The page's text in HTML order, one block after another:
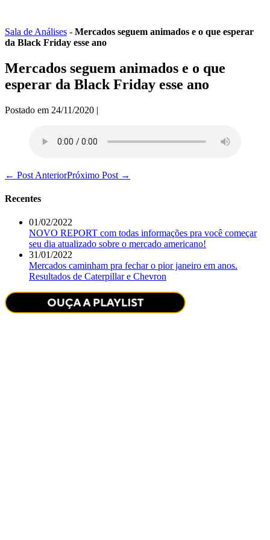
o
conteúdo
Sala de Análises - Mercados seguem animados e o que esperar
da Black Friday esse ano
Mercados seguem animados e o que
esperar da Black Friday esse ano
Postado em 24/11/2020 |
Navegação
post
← Post AnteriorPróximo Post →
Recentes
01/02/2022
NOVO REPORT com todas informações pra você começar
seu dia atualizado sobre o mercado americano!
31/01/2022
Mercados caminham pra fechar o pior janeiro em anos.
Resultados de Caterpillar e Chevron